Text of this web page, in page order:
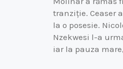
tranziție. Ceaser
la o posesie.
Nzekwesi l-a
iar la pauza